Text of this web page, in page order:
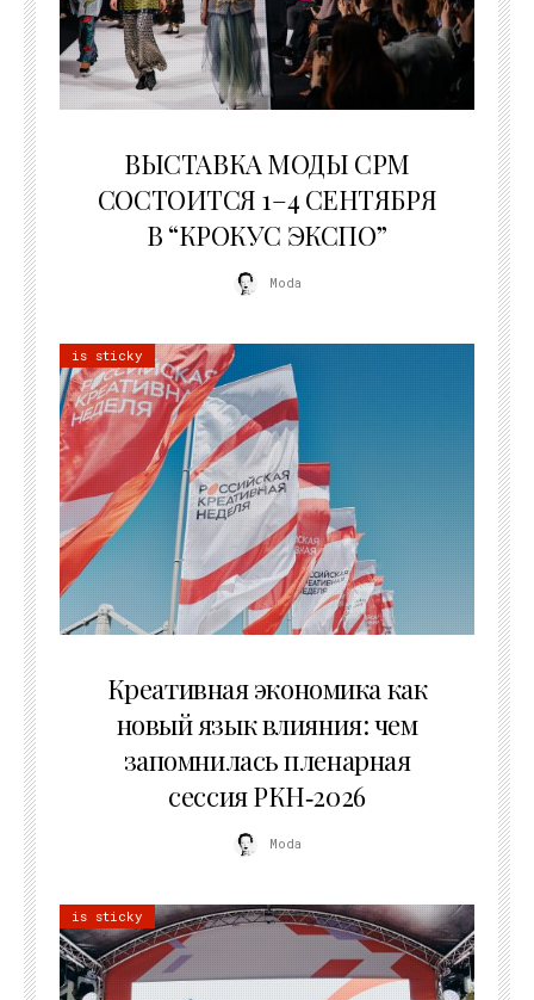
ВЫСТАВКА МОДЫ CPM
СОСТОИТСЯ 1–4 СЕНТЯБРЯ
В “КРОКУС ЭКСПО”
Moda
is sticky
Креативная экономика как
новый язык влияния: чем
запомнилась пленарная
сессия РКН‑2026
Moda
is sticky